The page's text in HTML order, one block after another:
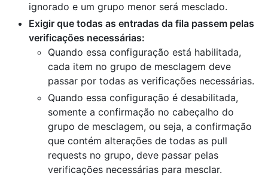
ignorado e um grupo menor será mesclado.
Exigir que todas as entradas da fila passem pelas
verificações necessárias:
Quando essa configuração está habilitada,
cada item no grupo de mesclagem deve
passar por todas as verificações necessárias.
Quando essa configuração é desabilitada,
somente a confirmação no cabeçalho do
grupo de mesclagem, ou seja, a confirmação
que contém alterações de todas as pull
requests no grupo, deve passar pelas
verificações necessárias para mesclar.